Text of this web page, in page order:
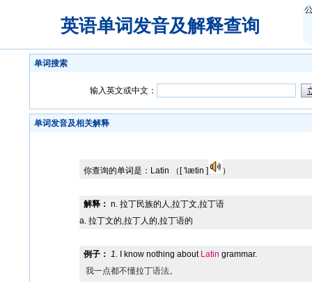
英语单词发音及解释查询
单词搜索
输入英文或中文：
单词发音及相关解释
你查询的单词是： Latin （[ 'lætin ] ）
解释： n. 拉丁民族的人,拉丁文,拉丁语
a. 拉丁文的,拉丁人的,拉丁语的
例子： 1. I know nothing about Latin grammar.
我一点都不懂拉丁语法。